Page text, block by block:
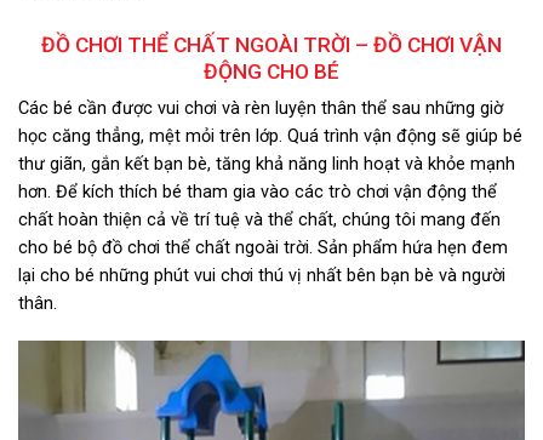
ĐỒ CHƠI THỂ CHẤT NGOÀI TRỜI – ĐỒ CHƠI VẬN
ĐỘNG CHO BÉ
Các bé cần được vui chơi và rèn luyện thân thể sau những giờ
học căng thẳng, mệt mỏi trên lớp. Quá trình vận động sẽ giúp bé
thư giãn, gắn kết bạn bè, tăng khả năng linh hoạt và khỏe mạnh
hơn. Để kích thích bé tham gia vào các trò chơi vận động thể
chất hoàn thiện cả về trí tuệ và thể chất, chúng tôi mang đến
cho bé bộ đồ chơi thể chất ngoài trời. Sản phẩm hứa hẹn đem
lại cho bé những phút vui chơi thú vị nhất bên bạn bè và người
thân.